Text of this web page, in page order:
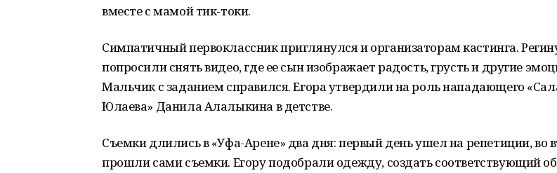
вместе с мамой тик-токи.
Симпатичный первоклассник приглянулся и организаторам кастинга.
попросили снять видео, где ее сын изображает радость, грусть и другие
Мальчик с заданием справился. Егора утвердили на роль нападающего
Юлаева» Данила Алалыкина в детстве.
Съемки длились в «Уфа-Арене» два дня: первый день ушел на репетиции, во
прошли сами съемки. Егору подобрали одежду, создать соответствующий